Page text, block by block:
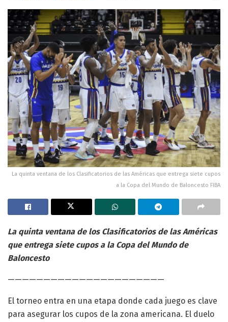
La quinta ventana de los Clasificatorios de las Américas que entrega siete cupos
a la Copa del Mundo de Baloncesto FIBA
La quinta ventana de los Clasificatorios de las Américas
que entrega siete cupos a la Copa del Mundo de
Baloncesto
——————————————————————
El torneo entra en una etapa donde cada juego es clave
para asegurar los cupos de la zona americana. El duelo